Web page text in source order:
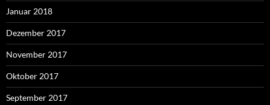
Januar 2018
Dezember 2017
November 2017
Oktober 2017
September 2017